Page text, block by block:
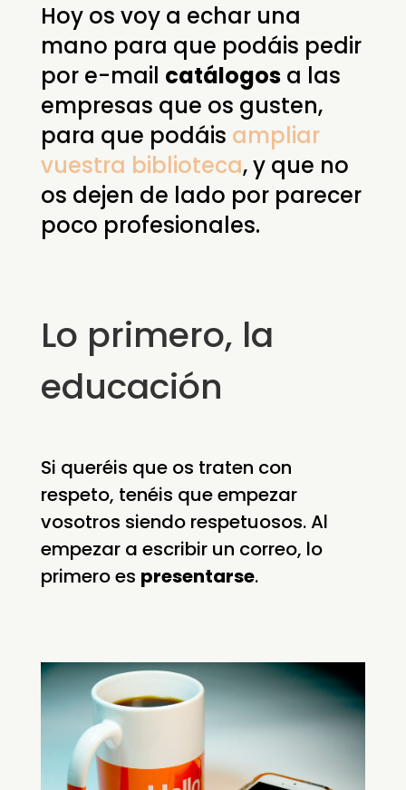
Hoy os voy a echar una
mano para que podáis pedir
por e-mail catálogosa las
empresas que os gusten,
para que podáis ampliar
vuestra biblioteca, y que no
os dejen de lado por parecer
poco profesionales.
Lo primero, la
educación
Si queréis que os traten con
respeto, tenéis que empezar
vosotros siendo respetuosos. Al
empezar a escribir un correo, lo
primero es presentarse.